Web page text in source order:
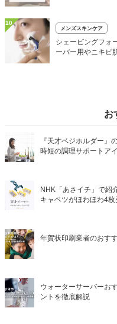
10
メンズスキンケア
シェービングフォ
ーバー用やニキビ
お
『天才ベジホルダー』
時短の調理サポートア
NHK「あさイチ」で紹
キャベツがほわほわ4枚
年賀状印刷業者のおす
ウォーターサーバーお
ントを徹底解説